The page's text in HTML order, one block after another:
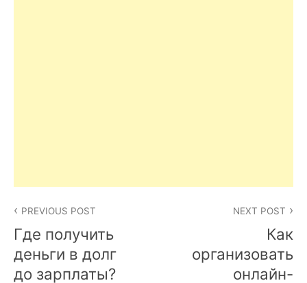
navigation
PREVIOUS POST
Где получить
деньги в долг
до зарплаты?
NEXT POST
Как
организовать
онлайн-